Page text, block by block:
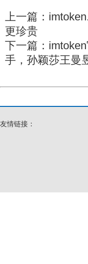
上一篇：
更珍贵
下一篇：
手，孙颖莎王曼
友情链接：